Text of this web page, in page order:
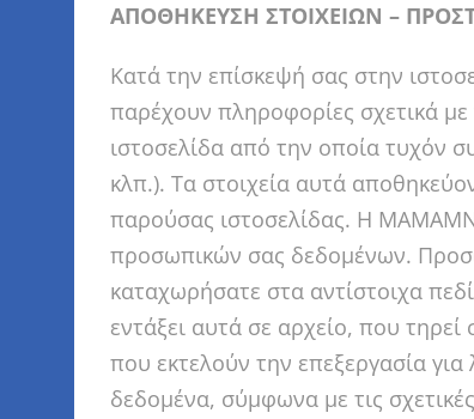
ΑΠΟΘΗΚΕΥΣΗ ΣΤΟΙΧΕΙΩΝ –
Κατά την επίσκεψή σας στην
παρέχουν πληροφορίες σχετικά
ιστοσελίδα από την οποία τυχόν
κλπ.). Τα στοιχεία αυτά
παρούσας ιστοσελίδας. Η
προσωπικών σας δεδομένων.
καταχωρήσατε στα αντίστοιχα
εντάξει αυτά σε αρχείο, που
που εκτελούν την επεξεργασία
δεδομένα, σύμφωνα με τις